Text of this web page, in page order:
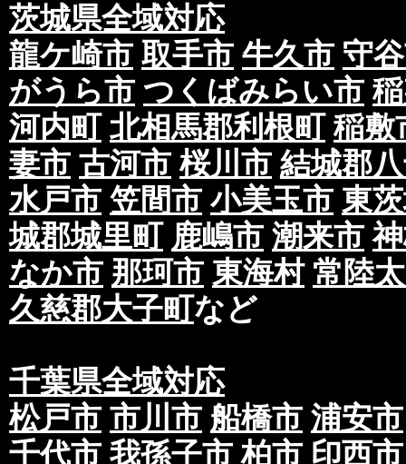
茨城県全域対応
龍ケ崎市 取手市 牛久市 守
がうら市 つくばみらい市
河内町 北相馬郡利根町 稲敷
妻市 古河市 桜川市 結城郡
水戸市 笠間市 小美玉市 東
城郡城里町 鹿嶋市 潮来市
なか市 那珂市 東海村 常陸
久慈郡大子町など
千葉県全域対応
松戸市 市川市 船橋市 浦安市
千代市 我孫子市 柏市 印西市